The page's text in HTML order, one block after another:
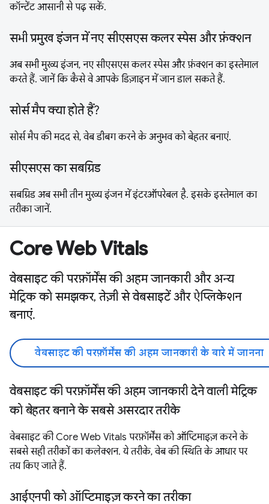
कॉन्टेंट आसानी से पढ़ सकें.
सभी प्रमुख इंजन में नए सीएसएस कलर स्पेस और फ़ंक्शन
अब सभी मुख्य इंजन, नए सीएसएस कलर स्पेस और फ़ंक्शन का इस्तेमाल
करते हैं. जानें कि कैसे वे आपके डिज़ाइन में जान डाल सकते हैं.
सोर्स मैप क्या होते हैं?
सोर्स मैप की मदद से, वेब डीबग करने के अनुभव को बेहतर बनाएं.
सीएसएस का सबग्रिड
सबग्रिड अब सभी तीन मुख्य इंजन में इंटरऑपरेबल है. इसके इस्तेमाल का
तरीका जानें.
Core Web Vitals
वेबसाइट की परफ़ॉर्मेंस की अहम जानकारी और अन्य
मेट्रिक को समझकर, तेज़ी से वेबसाइटें और ऐप्लिकेशन
बनाएं.
वेबसाइट की परफ़ॉर्मेंस की अहम जानकारी के बारे में जानना
वेबसाइट की परफ़ॉर्मेंस की अहम जानकारी देने वाली मेट्रिक
को बेहतर बनाने के सबसे असरदार तरीके
वेबसाइट की Core Web Vitals परफ़ॉर्मेंस को ऑप्टिमाइज़ करने के
सबसे सही तरीकों का कलेक्शन. ये तरीके, वेब की स्थिति के आधार पर
तय किए जाते हैं.
आईएनपी को ऑप्टिमाइज़ करने का तरीका